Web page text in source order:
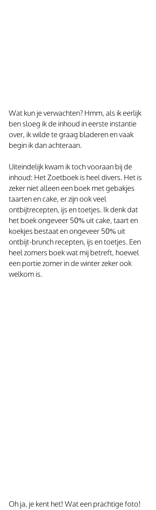
Wat kun je verwachten? Hmm, als ik eerlijk
ben sloeg ik de inhoud in eerste instantie
over, ik wilde te graag bladeren en vaak
begin ik dan achteraan.
Uiteindelijk kwam ik toch vooraan bij de
inhoud: Het Zoetboek is heel divers. Het is
zeker niet alleen een boek met gebakjes
taarten en cake, er zijn ook veel
ontbijtrecepten, ijs en toetjes. Ik denk dat
het boek ongeveer 50% uit cake, taart en
koekjes bestaat en ongeveer 50% uit
ontbijt-brunch recepten, ijs en toetjes. Een
heel zomers boek wat mij betreft, hoewel
een portie zomer in de winter zeker ook
welkom is.
Oh ja, je kent het! Wat een prachtige foto!